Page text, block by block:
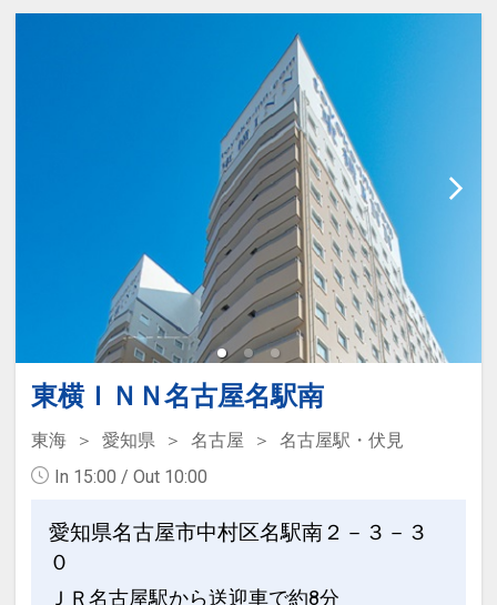
※ご覧のページがどちらかを【食事条
の項目でご確認のうえ、予約にお進
禁煙ルームと喫煙ルームのプランをご用
●「禁煙ルームプラン」と「喫煙ルーム
プラン」を掲載しています。
※ご覧のページがどちらかを【客室情
の項目でご確認のうえ、予約にお進
み下さい。
30日
インターネットコース番号：DP-1-
17455045
東横ＩＮＮ名古屋名駅南
東海 愛知県 名古屋
名古屋駅・伏見
In 15:00 / Out 10:00
愛知県名古屋市中村区名駅南２－３－３
０
ＪＲ名古屋駅から送迎車で約8分